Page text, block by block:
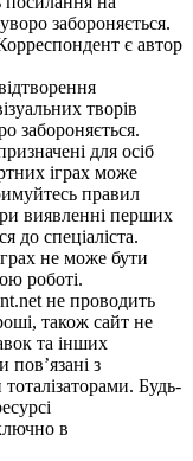
забороняється.
є автор
творів
забороняється.
для осіб
іграх може
правил
виявленні перших
до спеціаліста.
не може бути
роботі.
не проводить
також сайт не
та інших
пов’язані з
Будь-
в